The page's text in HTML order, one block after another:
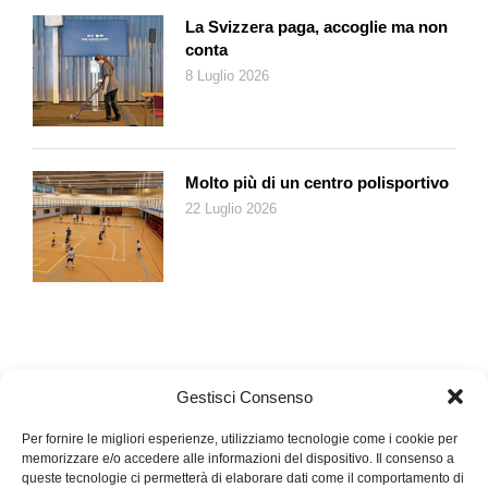
Gestisci Consenso
Per fornire le migliori esperienze, utilizziamo tecnologie come i cookie per
memorizzare e/o accedere alle informazioni del dispositivo. Il consenso a
queste tecnologie ci permetterà di elaborare dati come il comportamento di
La Svizzera paga, accoglie ma non
conta
8 Luglio 2026
Molto più di un centro polisportivo
22 Luglio 2026